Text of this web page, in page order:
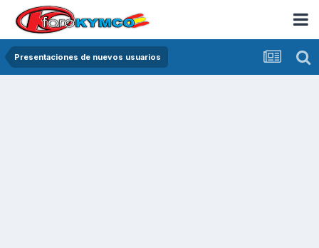
Presentaciones de nuevos usuarios